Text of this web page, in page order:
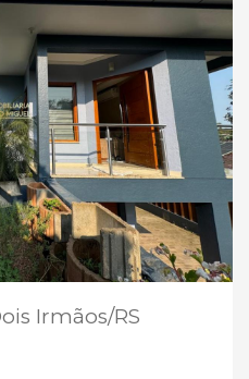
Irmãos/RS